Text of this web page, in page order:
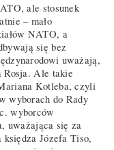
ale stosunek
– mało
NATO, a
się bez
uważają,
Rosja. Ale takie
Kotleba, czyli
wyborach do Rady
wyborców
uważająca się za
Józefa Tiso,